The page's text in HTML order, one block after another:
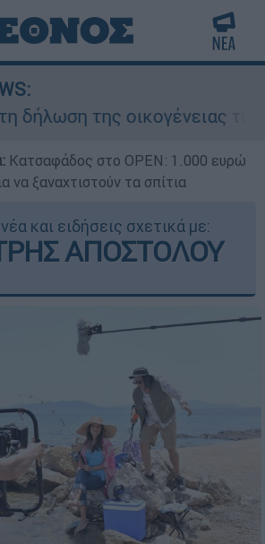
της 38χρονης
Κατσαφάδος στο OPEN: 1.000 ευρώ
να ξαναχτιστούν τα σπίτια
και ειδήσεις σχετικά με:
ΑΠΟΣΤΟΛΟΥ